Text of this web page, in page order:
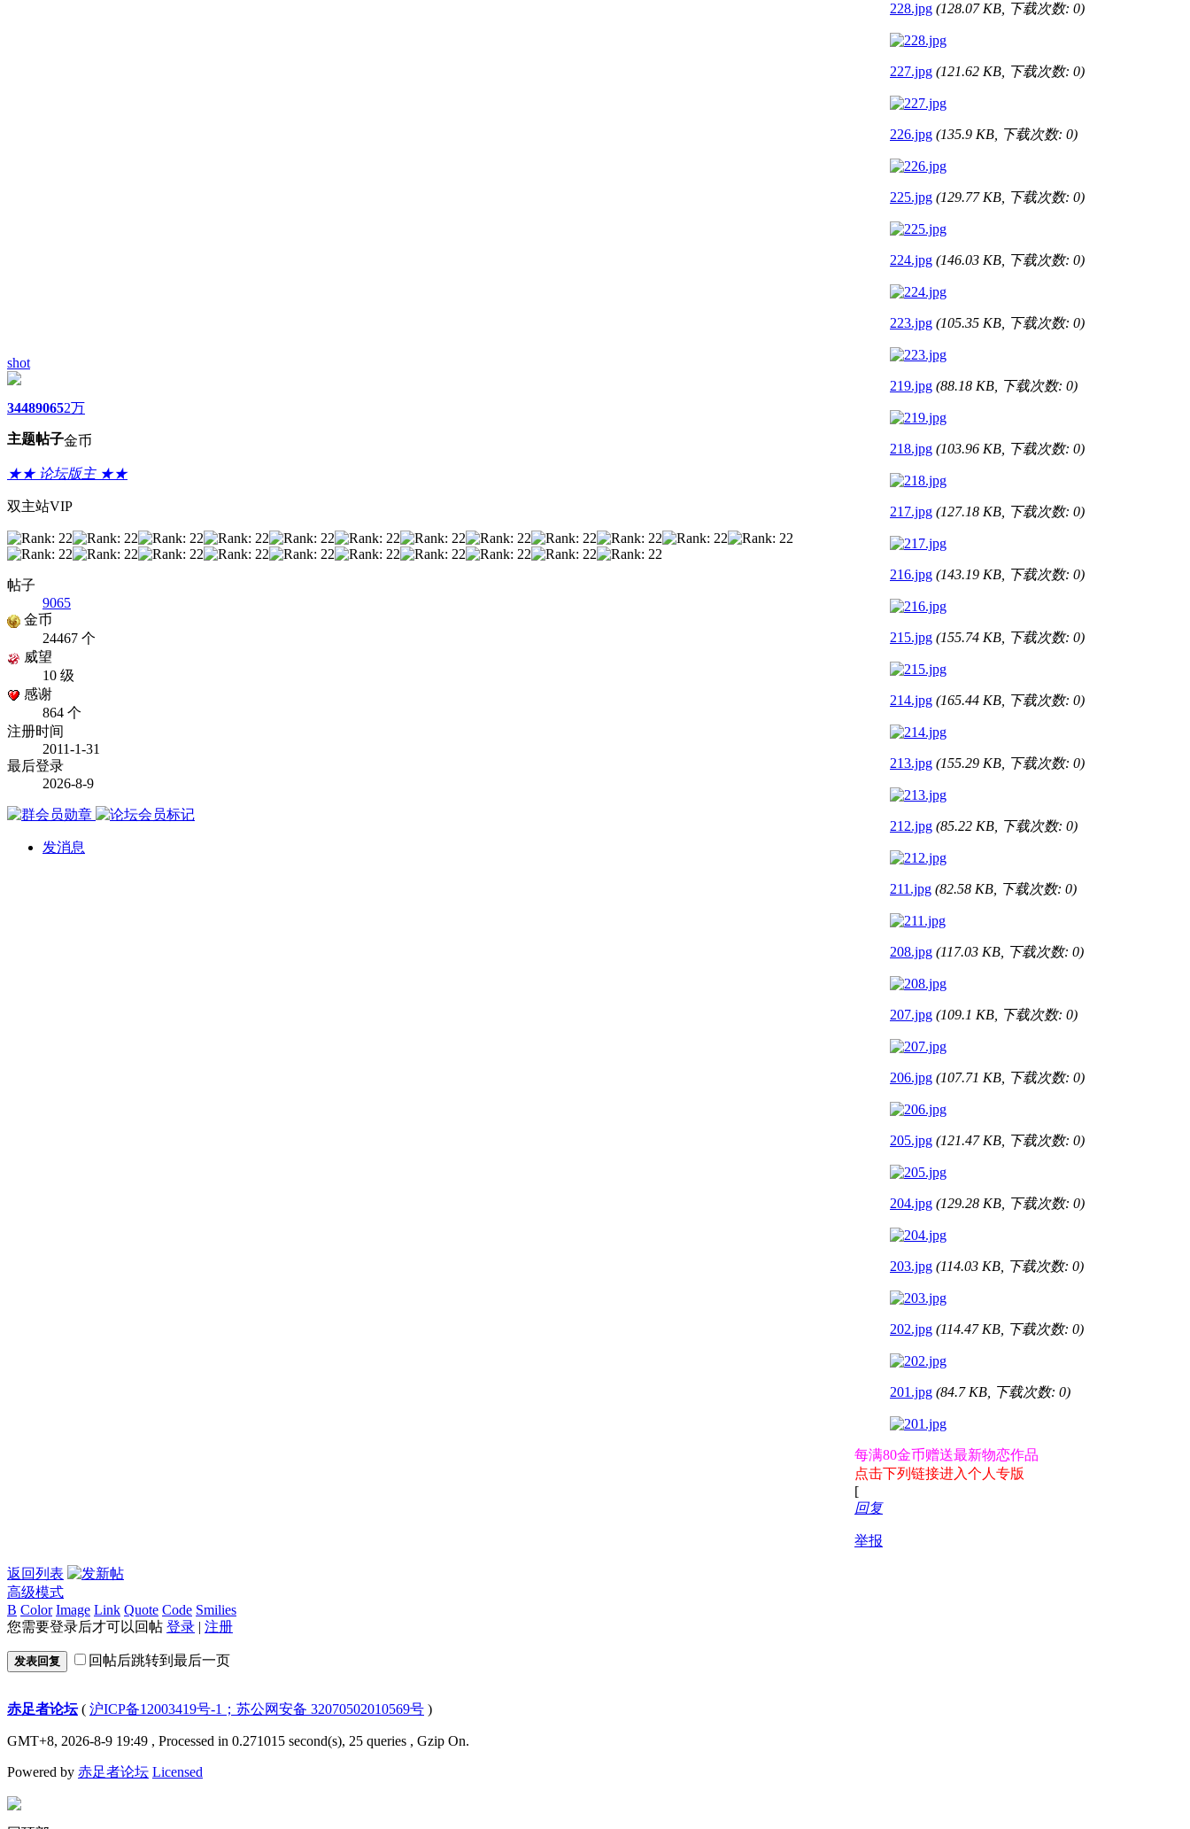
shot
3448
主题
9065
帖子
2万
金币
★★ 论坛版主 ★★
双主站VIP
帖子
9065
金币
24467 个
威望
10 级
感谢
864 个
注册时间
2011-1-31
最后登录
2026-8-9
发消息
228.jpg (128.07 KB, 下载次数: 0)
227.jpg (121.62 KB, 下载次数: 0)
226.jpg (135.9 KB, 下载次数: 0)
225.jpg (129.77 KB, 下载次数: 0)
224.jpg (146.03 KB, 下载次数: 0)
223.jpg (105.35 KB, 下载次数: 0)
219.jpg (88.18 KB, 下载次数: 0)
218.jpg (103.96 KB, 下载次数: 0)
217.jpg (127.18 KB, 下载次数: 0)
216.jpg (143.19 KB, 下载次数: 0)
215.jpg (155.74 KB, 下载次数: 0)
214.jpg (165.44 KB, 下载次数: 0)
213.jpg (155.29 KB, 下载次数: 0)
212.jpg (85.22 KB, 下载次数: 0)
211.jpg (82.58 KB, 下载次数: 0)
208.jpg (117.03 KB, 下载次数: 0)
207.jpg (109.1 KB, 下载次数: 0)
206.jpg (107.71 KB, 下载次数: 0)
205.jpg (121.47 KB, 下载次数: 0)
204.jpg (129.28 KB, 下载次数: 0)
203.jpg (114.03 KB, 下载次数: 0)
202.jpg (114.47 KB, 下载次数: 0)
201.jpg (84.7 KB, 下载次数: 0)
每满80金币赠送最新物恋作品
点击下列链接进入个人专版
[
回复
举报
返回列表
高级模式
B Color Image Link Quote Code Smilies
您需要登录后才可以回帖 登录 | 注册
发表回复 回帖后跳转到最后一页
赤足者论坛( 沪ICP备12003419号-1；苏公网安备 32070502010569号 )
GMT+8, 2026-8-9 19:49 , Processed in 0.271015 second(s), 25 queries , Gzip On.
Powered by 赤足者论坛 Licensed